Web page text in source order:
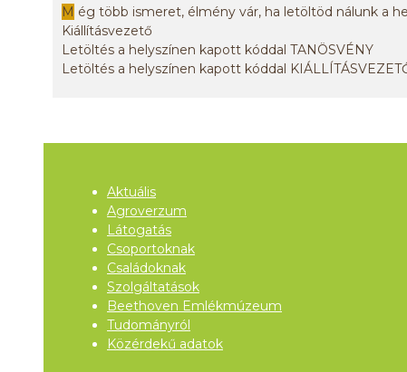
M ég több ismeret, élmény vár, ha letöltöd nálunk a
Kiállításvezető
Letöltés a helyszínen kapott kóddal TANÖSVÉNY
Letöltés a helyszínen kapott kóddal
Aktuális
Agroverzum
Látogatás
Csoportoknak
Családoknak
Szolgáltatások
Beethoven Emlékmúzeum
Tudományról
Közérdekű adatok